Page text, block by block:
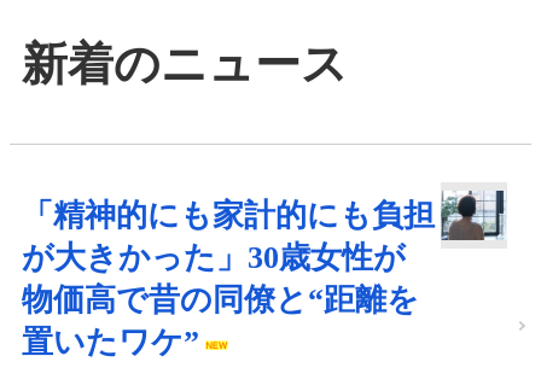
新着のニュース
「精神的にも家計的にも負担
が大きかった」30歳女性が
物価高で昔の同僚と“距離を
置いたワケ”